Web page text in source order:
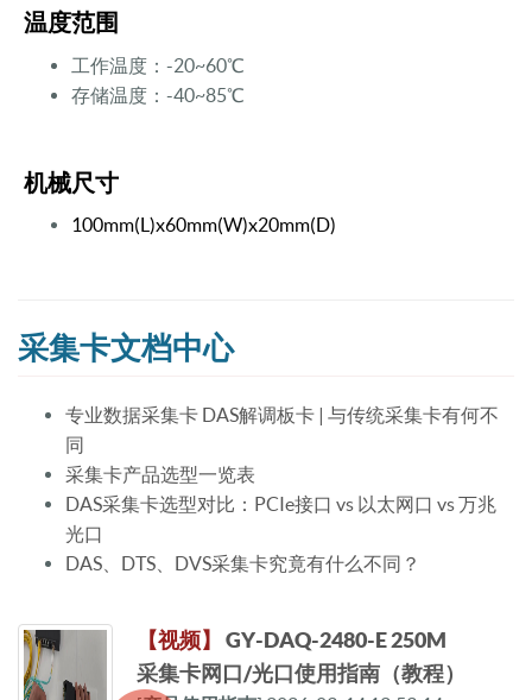
温度范围
工作温度：-20~60℃
存储温度：-40~85℃
机械尺寸
100mm(L)x60mm(W)x20mm(D)
采集卡文档中心
专业数据采集卡 DAS解调板卡 | 与传统采集卡有何不
同
采集卡产品选型一览表
DAS采集卡选型对比：PCIe接口 vs 以太网口 vs 万兆
光口
DAS、DTS、DVS采集卡究竟有什么不同？
【视频】
GY-DAQ-2480-E 250M
采集卡网口/光口使用指南（教程）